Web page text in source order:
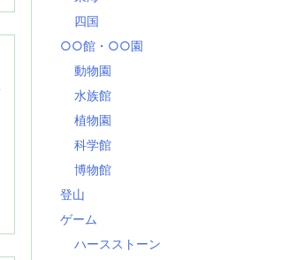
四国
○○館・○○園
動物園
水族館
植物園
科学館
博物館
登山
ゲーム
ハースストーン